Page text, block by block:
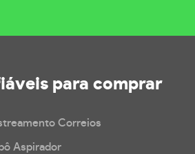
para comprar
Correios
Aspirador